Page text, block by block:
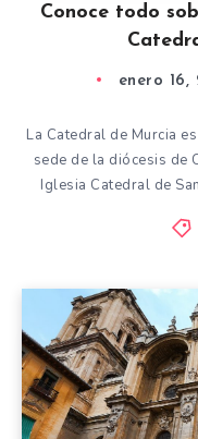
Conoce todo
enero 16,
La Catedral de Murcia
sede de la diócesis de
Iglesia Catedral de